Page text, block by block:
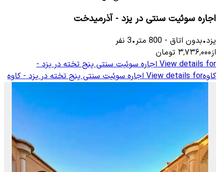
اجاره سوئیت سنتی در یزد - آذرمیدخت
یزد•بدون اتاق -
800 متر•
3 نفر
از۳٬۷۳۶٬۰۰۰ تومان
View details for اجاره سوئیت سنتی پنج تخته در یزد -
کاوهView details for اجاره سوئیت سنتی پنج تخته در یزد - کاوه